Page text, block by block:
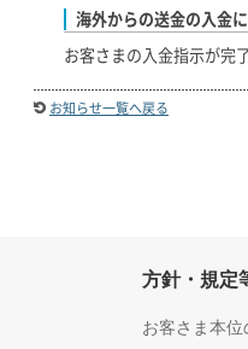
海外からの送金の入金
お客さまの入金指示が完
お知らせ一覧へ戻る
方針・規定
お客さま本